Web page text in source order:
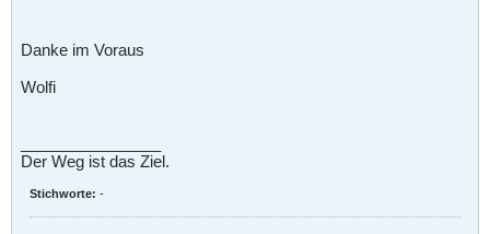
Danke im Voraus
Wolfi
Der Weg ist das Ziel.
Stichworte: -